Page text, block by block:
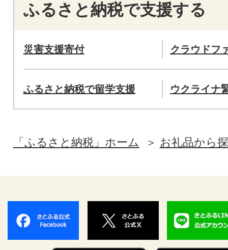
ふるさと納税で支援する
災害支援寄付 クラウドフ
ふるさと納税で留学支援 ウクライナ
「ふるさと納税」ホーム お礼品から